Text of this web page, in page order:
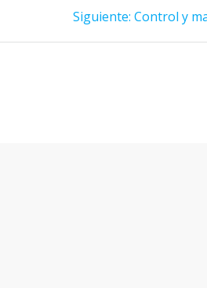
Siguiente: Entrada
Control y